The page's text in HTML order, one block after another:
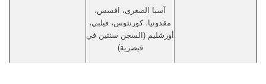
آسيا الصغرى، افسس،
مقدونيا، كورنثوس، فيلبي،
أورشليم (السجن سنتين في
قيصرية)